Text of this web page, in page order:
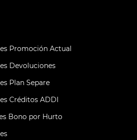
Promoción Actual
Devoluciones
Plan Separe
Créditos ADDI
Bono por Hurto